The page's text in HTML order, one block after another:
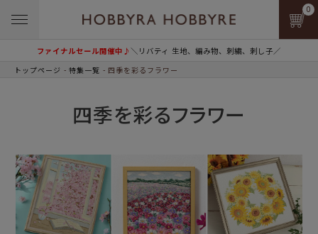
ファイナルセール開催中♪＼リバティ 生地、編み物、刺繍、刺し子／
0
トップページ 特集一覧 四季を彩るフラワー
四季を彩るフラワー